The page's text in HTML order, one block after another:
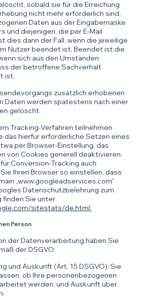
sobald sie für die Erreichung
nicht mehr erforderlich sind.
Daten aus der Eingabemaske
und diejenigen, die per E-Mail
dies dann der Fall, wenn die jeweilige
Nutzer beendet ist. Beendet ist die
sich aus den Umständen
der betroffene Sachverhalt
ist.
zusätzlich erhobenen
Daten werden spätestens nach einer
gelöscht.
Tracking-Verfahren teilnehmen
das hierfür erforderliche Setzen eines
per Browser-Einstellung, das
von Cookies generell deaktivieren.
Conversion-Tracking auch
Ihren Browser so einstellen, dass
„www.googleadservices.com“
Datenschutzbelehrung zum
finden Sie unter
sitestats/de.html.
Person
der Datenverarbeitung haben Sie
der DSGVO:
und Auskunft (Art. 15 DSGVO): Sie
ob Ihre personenbezogenen
werden, und Auskunft über